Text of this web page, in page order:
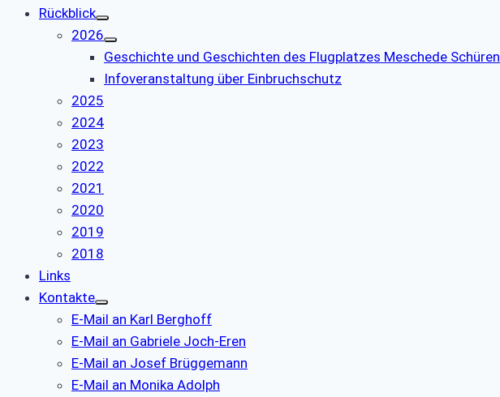
Rückblick
2026
Geschichte und Geschichten des Flugplatzes Meschede Schüren
Infoveranstaltung über Einbruchschutz
2025
2024
2023
2022
2021
2020
2019
2018
Links
Kontakte
E-Mail an Karl Berghoff
E-Mail an Gabriele Joch-Eren
E-Mail an Josef Brüggemann
E-Mail an Monika Adolph